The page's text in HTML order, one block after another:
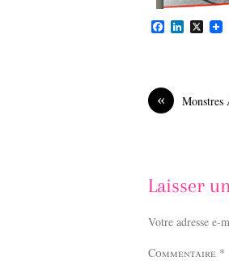
F
o
k
L
I
X
« Monstres
Laisser
Votre adresse e-
Commentaire *